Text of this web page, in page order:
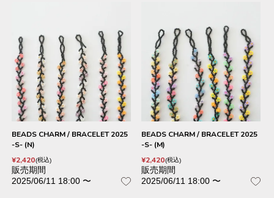
BEADS CHARM / BRACELET 2025
-S- (N)
¥2,420 税込
販売期間
2025/06/11 18:00 〜
BEADS CHARM / BRACELET 2025
-S- (M)
¥2,420 税込
販売期間
2025/06/11 18:00 〜